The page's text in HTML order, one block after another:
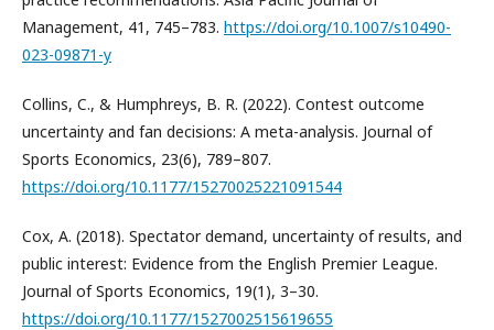
Management, 41, 745–783. https://doi.org/10.1007/s10490-
023-09871-y
Collins, C., & Humphreys, B. R. (2022). Contest outcome
uncertainty and fan decisions: A meta-analysis. Journal of
Sports Economics, 23(6), 789–807.
https://doi.org/10.1177/15270025221091544
Cox, A. (2018). Spectator demand, uncertainty of results, and
public interest: Evidence from the English Premier League.
Journal of Sports Economics, 19(1), 3–30.
https://doi.org/10.1177/1527002515619655